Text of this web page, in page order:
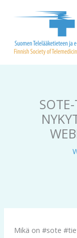
sisältöön
Mikä on #sote